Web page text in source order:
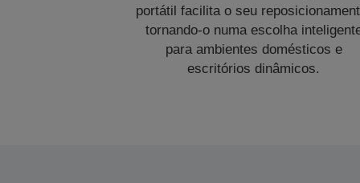
portátil facilita o seu
tornando-o numa escolha
para ambientes domésticos e
escritórios dinâmicos.